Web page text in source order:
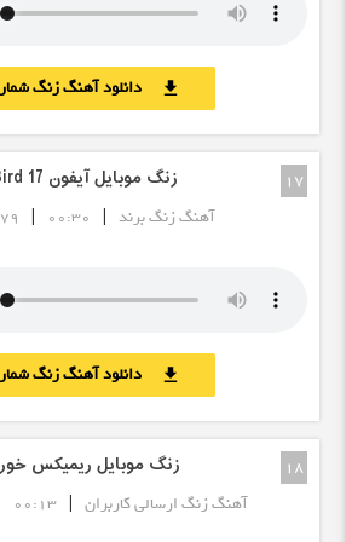
download دانلود آهنگ زنگ شماره
17 زنگ موبایل آیفون 17 Little Bird
آهنگ زنگ برند |
00:30
|
479
download دانلود آهنگ زنگ شماره
18 زنگ موبایل ریمیکس
آهنگ زنگ ارسالی کاربران |
00:13